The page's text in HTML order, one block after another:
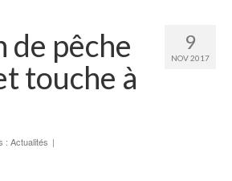
9
NOV 2017
de pêche
touche à
: Actualités |